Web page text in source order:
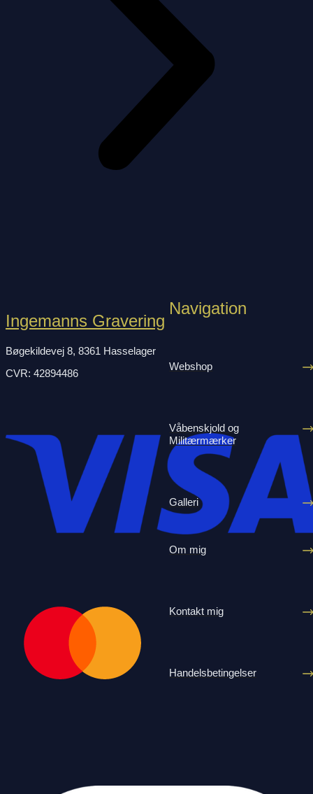
Ingemanns Gravering
Bøgekildevej 8, 8361 Hasselager
CVR: 42894486
Navigation
Webshop
Våbenskjold og
Militærmærker
Galleri
Om mig
Kontakt mig
Handelsbetingelser